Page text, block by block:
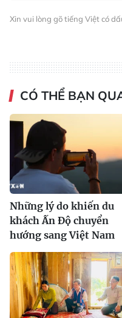
Xin vui lòng gõ tiếng Việt có
CÓ THỂ BẠN
Những lý do khiến du
khách Ấn Độ chuyển
hướng sang Việt Nam